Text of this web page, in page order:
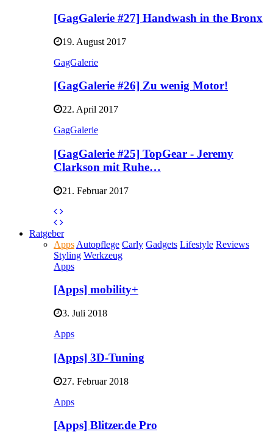
[GagGalerie #27] Handwash in the Bronx
19. August 2017
GagGalerie
[GagGalerie #26] Zu wenig Motor!
22. April 2017
GagGalerie
[GagGalerie #25] TopGear - Jeremy
Clarkson mit Ruhe…
21. Februar 2017
Ratgeber
Apps Autopflege Carly Gadgets Lifestyle Reviews
Styling Werkzeug
Apps
[Apps] mobility+
3. Juli 2018
Apps
[Apps] 3D-Tuning
27. Februar 2018
Apps
[Apps] Blitzer.de Pro